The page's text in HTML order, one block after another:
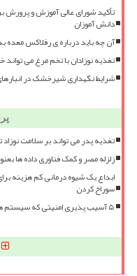
تأکید شورای عالی آموزش و پرورش
دانش آموزان
آن چه باید درباره ی رفلاکس معده
تغذیه نوزادان با تخم مرغ می تواند
شرایط نگهداری شیرخشک در
تغذیه پدر می تواند بر سلامت نوزاد
زلزله مصر و کمک فناوری داده ها
ابداع یک شیوه درمانی کم هزینه
سوراخ کردن
۵ آسیب پذیری امنیتی که سیستم های هوش مصنوعی را تهدید می کنند